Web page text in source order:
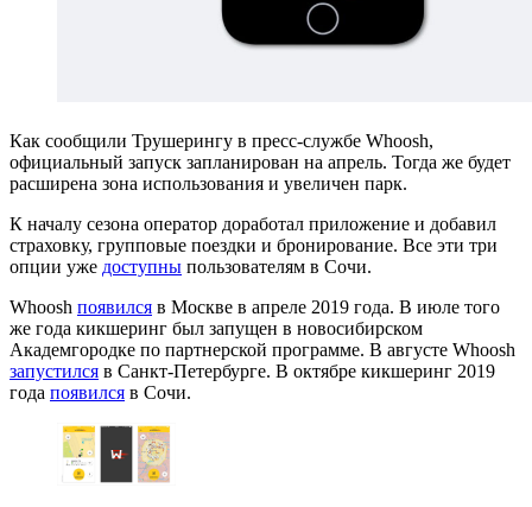
Как сообщили Трушерингу в пресс-службе Whoosh,
официальный запуск запланирован на апрель. Тогда же будет
расширена зона использования и увеличен парк.
К началу сезона оператор доработал приложение и добавил
страховку, групповые поездки и бронирование. Все эти три
опции уже доступны пользователям в Сочи.
Whoosh появился в Москве в апреле 2019 года. В июле того
же года кикшеринг был запущен в новосибирском
Академгородке по партнерской программе. В августе Whoosh
запустился в Санкт-Петербурге. В октябре кикшеринг 2019
года появился в Сочи.